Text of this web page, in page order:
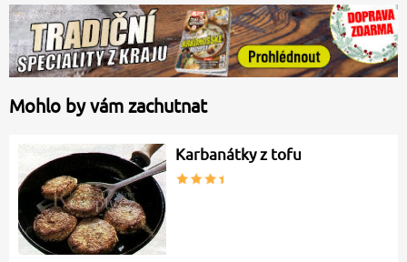
Mohlo by vám zachutnat
Karbanátky z tofu